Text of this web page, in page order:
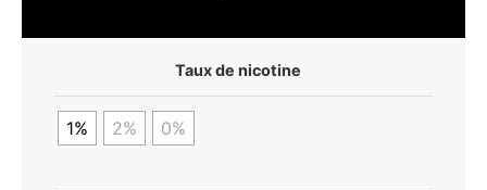
Taux de nicotine
1% 2% 0%